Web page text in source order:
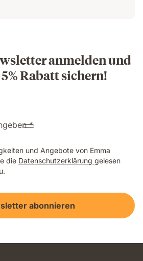
anmelden und
Rabatt sichern!
*
und Angebote von Emma
die Datenschutzerklärung gelesen
abonnieren